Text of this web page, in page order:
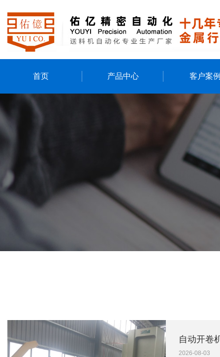
首页 产品中心 客户案例
2026-08-03